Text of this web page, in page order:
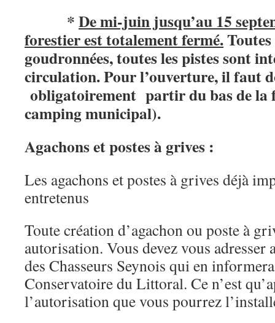
*De mi-juin jusqu’au 15
forestier est totalement fermé.
goudronnées, toutes les pistes sont
circulation. Pour l’ouverture, il faut
obligatoirement partir du bas de la
camping municipal).
Agachons et postes à grives :
Les agachons et postes à grives déjà
entretenus
Toute création d’agachon ou poste à
autorisation. Vous devez vous adresser
des Chasseurs Seynois qui en
Conservatoire du Littoral. Ce n’est
l’autorisation que vous pourrez